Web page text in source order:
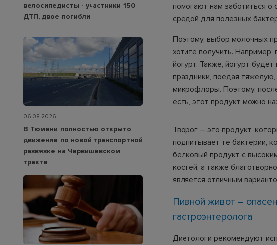
помогают нам заботиться о
средой для полезных
Поэтому, выбор молочных
хотите получить. Например,
йогурт. Также, йогурт
праздники, поедая
микрофлоры. Поэтому,
есть, этот продукт можно
Творог – это продукт,
подпитывает те бактерии,
белковый продукт с
костей, а также
является отличным
Пивной живот –
гастроэнтеролога
Диетологи рекомендуют
велосипедисты - участники 150
ДТП, двое погибли
06.08.2026
В Тюмени полностью открыто
движение по новой транспортной
развязке на Червишевском
тракте